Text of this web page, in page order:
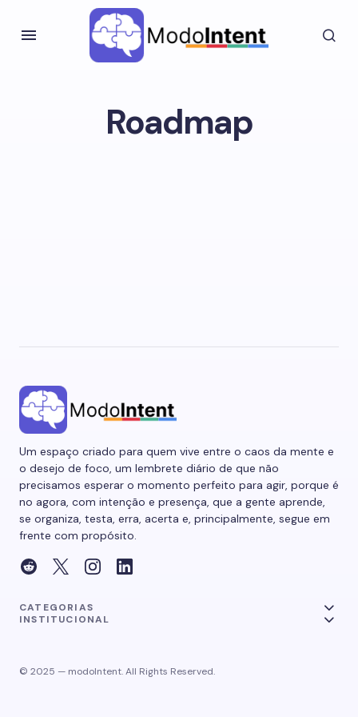
Roadmap
Um espaço criado para quem vive entre o caos da mente e
o desejo de foco, um lembrete diário de que não
precisamos esperar o momento perfeito para agir, porque é
no agora, com intenção e presença, que a gente aprende,
se organiza, testa, erra, acerta e, principalmente, segue em
frente com propósito.
CATEGORIAS
INSTITUCIONAL
© 2025 — modoIntent. All Rights Reserved.